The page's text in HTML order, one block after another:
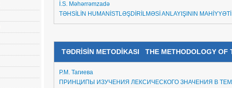
İ.S. Məhərrəmzadə
TƏHSİLİN HUMANİSTLƏŞDİRİLMƏSİ ANLAYIŞININ
TƏDRİSİN METODİKASI THE METHODOLOGY
Р.М. Тагиева
ПРИНЦИПЫ ИЗУЧЕНИЯ ЛЕКСИЧЕСКОГО ЗНАЧЕНИЯ В